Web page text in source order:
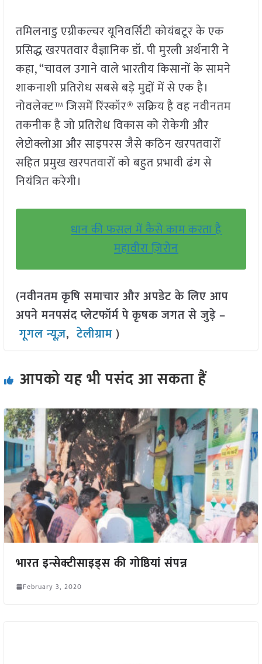
तमिलनाडु एग्रीकल्चर यूनिवर्सिटी कोयंबटूर के एक
प्रसिद्ध खरपतवार वैज्ञानिक डॉ. पी मुरली अर्थनारी ने
कहा, “चावल उगाने वाले भारतीय किसानों के सामने
शाकनाशी प्रतिरोध सबसे बड़े मुद्दों में से एक है।
नोवलेक्ट™ जिसमें रिंस्कॉर® सक्रिय है वह नवीनतम
तकनीक है जो प्रतिरोध विकास को रोकेगी और
लेप्टोक्लोआ और साइपरस जैसे कठिन खरपतवारों
सहित प्रमुख खरपतवारों को बहुत प्रभावी ढंग से
नियंत्रित करेगी।
धान की फसल में कैसे काम करता है
महावीरा ज़िरोन
(नवीनतम कृषि समाचार और अपडेट के लिए आप
अपने मनपसंद प्लेटफॉर्म पे कृषक जगत से जुड़े –
गूगल न्यूज़,टेलीग्राम )
आपको यह भी पसंद आ सकता हैं
भारत इन्सेक्टीसाइड्स की गोष्ठियां संपन्न
February 3, 2020